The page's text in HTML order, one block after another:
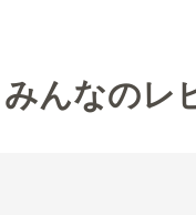
みんなのレ